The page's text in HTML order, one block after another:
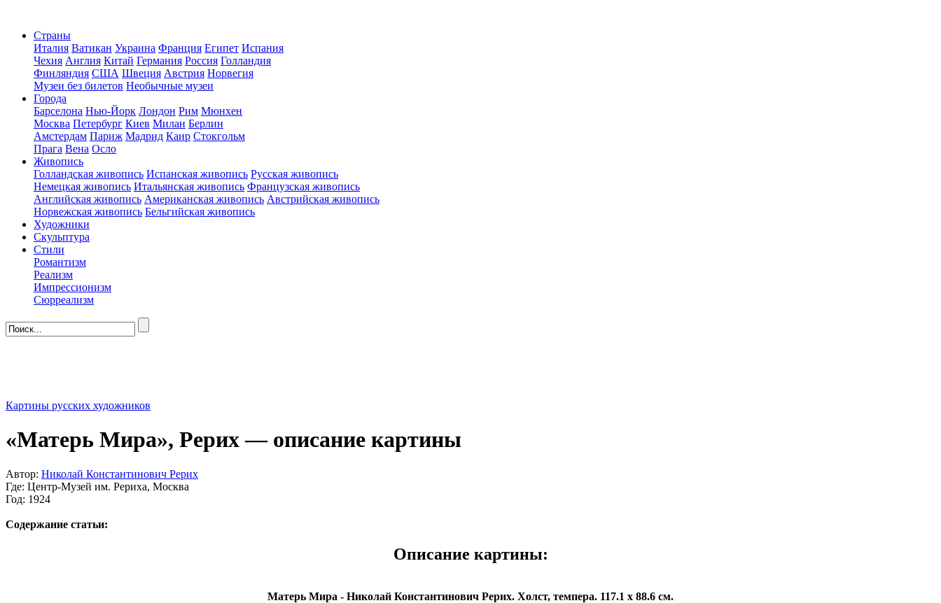
Страны
Италия Ватикан Украина Франция Египет Испания
Чехия Англия Китай Германия Россия Голландия
Финляндия США Швеция Австрия Норвегия
Музеи без билетов Необычные музеи
Города
Барселона Нью-Йорк Лондон Рим Мюнхен
Москва Петербург Киев Милан Берлин
Амстердам Париж Мадрид Каир Стокгольм
Прага Вена Осло
Живопись
Голландская живопись Испанская живопись Русская живопись
Немецкая живопись Итальянская живопись Французская живопись
Английская живопись Американская живопись Австрийская живопись
Норвежская живопись Бельгийская живопись
Художники
Скульптура
Стили
Романтизм
Реализм
Импрессионизм
Сюрреализм
Картины русских художников
«Матерь Мира», Рерих — описание картины
Автор: Николай Константинович Рерих
Где: Центр-Музей им. Рериха, Москва
Год: 1924
Содержание статьи:
Описание картины:
Матерь Мира - Николай Константинович Рерих. Холст, темпера. 117.1 x 88.6 см.